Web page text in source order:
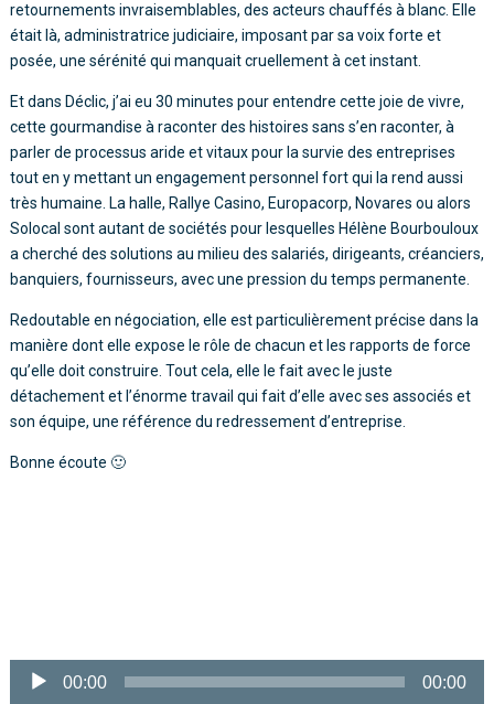
retournements invraisemblables, des acteurs chauffés à blanc. Elle
était là, administratrice judiciaire, imposant par sa voix forte et
posée, une sérénité qui manquait cruellement à cet instant.
Et dans Déclic, j’ai eu 30 minutes pour entendre cette joie de vivre,
cette gourmandise à raconter des histoires sans s’en raconter, à
parler de processus aride et vitaux pour la survie des entreprises
tout en y mettant un engagement personnel fort qui la rend aussi
très humaine. La halle, Rallye Casino, Europacorp, Novares ou alors
Solocal sont autant de sociétés pour lesquelles Hélène Bourbouloux
a cherché des solutions au milieu des salariés, dirigeants, créanciers,
banquiers, fournisseurs, avec une pression du temps permanente.
Redoutable en négociation, elle est particulièrement précise dans la
manière dont elle expose le rôle de chacun et les rapports de force
qu’elle doit construire. Tout cela, elle le fait avec le juste
détachement et l’énorme travail qui fait d’elle avec ses associés et
son équipe, une référence du redressement d’entreprise.
Bonne écoute 🙂
00:00 00:00